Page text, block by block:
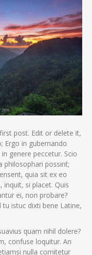
post. Edit or delete it,
Ergo in gubernando
genere peccetur. Scio
philosophari possint;
quia sit ex eo
inquit, si placet. Quis
ei, non probare?
tu istuc dixti bene Latine,
quam nihil dolere?
confuse loquitur. An
nulla comitetur